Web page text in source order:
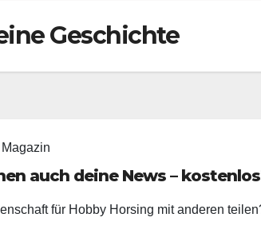
Geschichte
auch deine News –
für Hobby Horsing mit anderen